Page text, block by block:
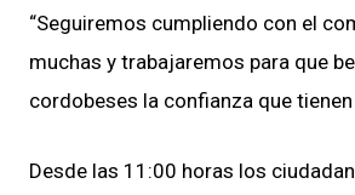
“Seguiremos cumpliendo con el
muchas y trabajaremos para que
cordobeses la confianza que
Desde las 11:00 horas los